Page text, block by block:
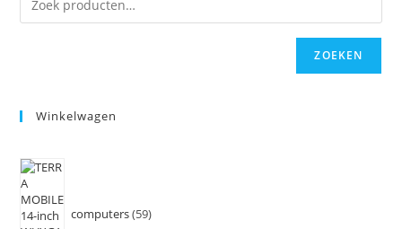
ZOEKEN
Winkelwagen
computers 59